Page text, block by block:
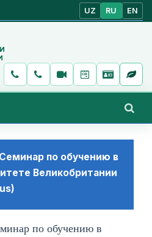
UZ RU EN
по обучению в
Великобритании
по обучению в